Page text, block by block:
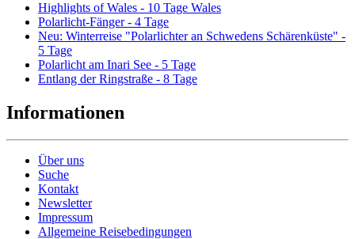
Highlights of Wales - 10 Tage Wales
Polarlicht-Fänger - 4 Tage
Neu: Winterreise "Polarlichter an Schwedens Schärenküste" -
5 Tage
Polarlicht am Inari See - 5 Tage
Entlang der Ringstraße - 8 Tage
Informationen
Über uns
Suche
Kontakt
Newsletter
Impressum
Allgemeine Reisebedingungen